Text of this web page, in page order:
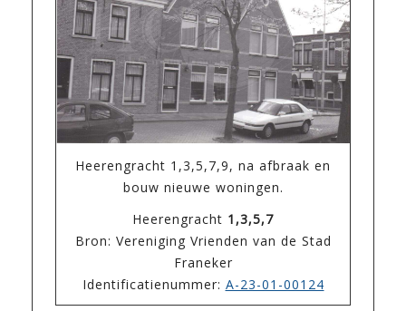
Heerengracht 1,3,5,7,9, na afbraak en
bouw nieuwe woningen.
Heerengracht 1,3,5,7
Bron: Vereniging Vrienden van de Stad
Franeker
Identificatienummer: A-23-01-00124